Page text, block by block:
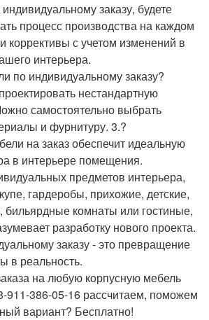
заказу, будете
процесс производства на каждом
коррективы с учетом изменений в
интерьера.
по индивидуальному заказу?
нестандартную
самостоятельно выбрать
и фурнитуру. 3.?
на заказ обеспечит идеальную
в интерьере помещения.
предметов интерьера,
гардеробы, прихожие, детские,
бильярдные комнаты или гостиные,
разработку нового проекта.
заказу - это превращение
в реальность.
на любую корпусную мебель
911-386-05-16 рассчитаем, поможем
вариант? Бесплатно!